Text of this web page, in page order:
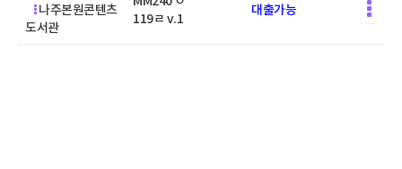
나주본원콘텐츠
도서관
119ㄹ v.1
대출가능